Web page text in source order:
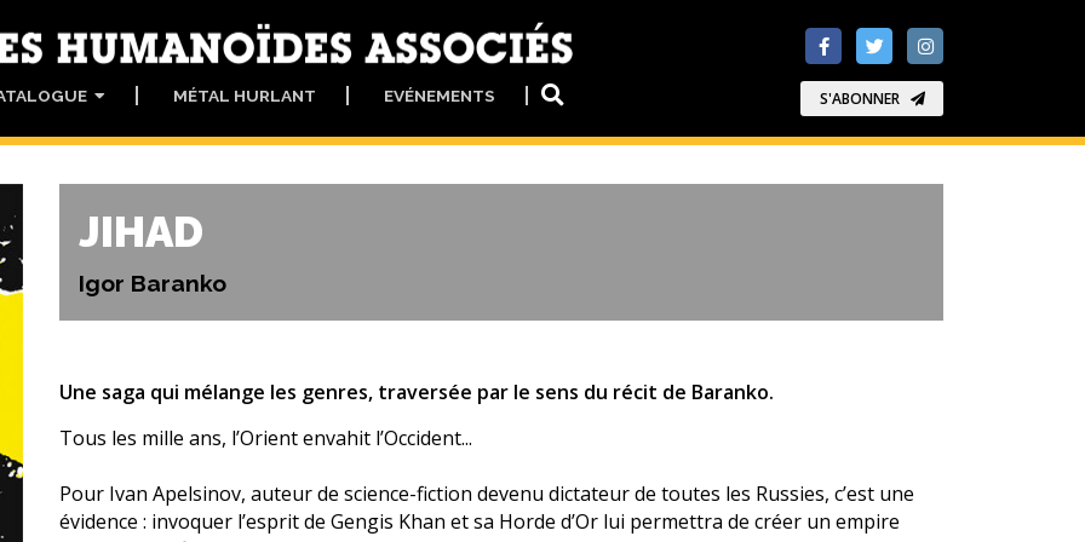
S'ABONNER
MÉTAL HURLANT EVÉNEMENTS
JIHAD
Igor Baranko
Une saga qui mélange les genres, traversée par le sens du récit de Baranko.
Tous les mille ans, l’Orient envahit l’Occident...
Pour Ivan Apelsinov, auteur de science-fiction devenu dictateur de toutes les Russies, c’est une
évidence : invoquer l’esprit de Gengis Khan et sa Horde d’Or lui permettra de créer un empire